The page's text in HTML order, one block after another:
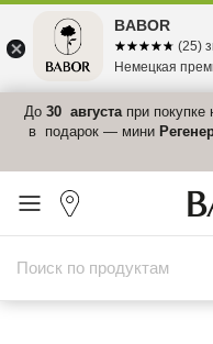
До 30 августапри покупке
в подарок — мини
BABOR
☆☆☆☆☆
★★★★★ (25)
Немецкая